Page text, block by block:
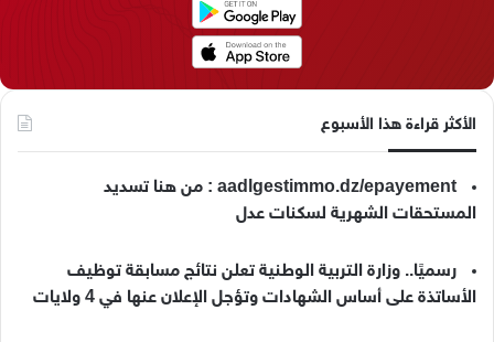
م
الأكثر قراءة هذا الأسبوع
aadlgestimmo.dz/epayement : من هنا تسديد
المستحقات الشهرية لسكنات عدل
رسميًا.. وزارة التربية الوطنية تعلن نتائج مسابقة توظيف
الأساتذة على أساس الشهادات وتؤجل الإعلان عنها في 4 ولايات